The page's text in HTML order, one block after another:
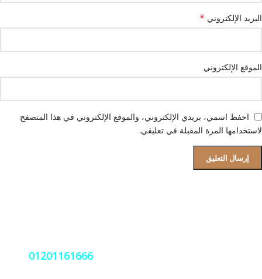
البريد الإلكتروني *
الموقع الإلكتروني
احفظ اسمي، بريدي الإلكتروني، والموقع الإلكتروني في هذا المتصفح
لاستخدامها المرة المقبلة في تعليقي.
01201161666